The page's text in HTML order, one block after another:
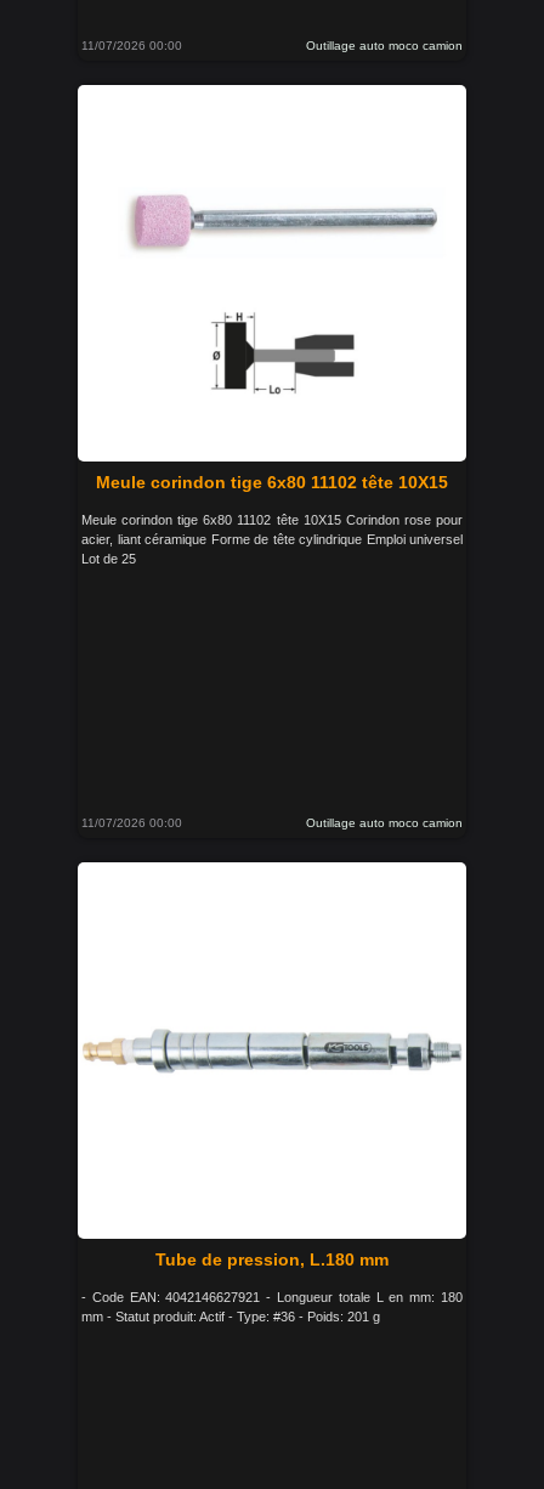
11/07/2026 00:00 Outillage auto moco camion
Meule corindon tige 6x80 11102 tête 10X15
Meule corindon tige 6x80 11102 tête 10X15 Corindon rose pour
acier, liant céramique Forme de tête cylindrique Emploi universel
Lot de 25
11/07/2026 00:00 Outillage auto moco camion
Tube de pression, L.180 mm
- Code EAN: 4042146627921 - Longueur totale L en mm: 180
mm - Statut produit: Actif - Type: #36 - Poids: 201 g